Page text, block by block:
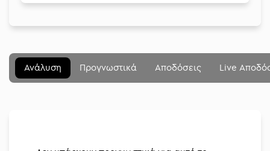
Ανάλυση Προγνωστικά Αποδόσεις Live
Μενού Κλείσιμο
Αναλύσεις